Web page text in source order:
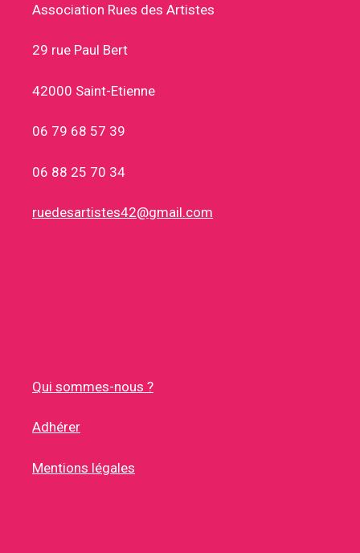
Association Rues des Artistes
29 rue Paul Bert
42000 Saint-Etienne
06 79 68 57 39
06 88 25 70 34
ruedesartistes42@gmail.com
Qui sommes-nous ?
Adhérer
Mentions légales